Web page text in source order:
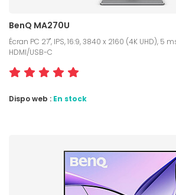
BenQ MA270U
Écran PC 27", IPS, 16:9, 3840 x 2160 (4K UHD), 5
HDMI/USB-C
Dispo web : En stock